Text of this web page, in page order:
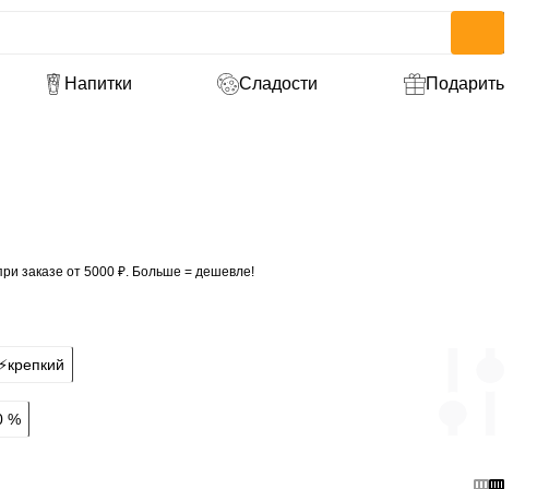
Напитки Сладости Подарить
заказе от 5000 ₽. Больше = дешевле!
⚡️крепкий
%